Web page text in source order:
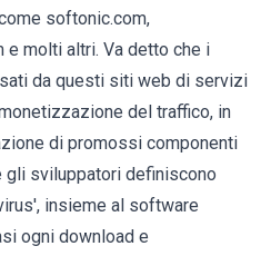
softonic.com,
e molti altri. Va detto che i
da questi siti web di servizi
del traffico, in
di promossi componenti
gli sviluppatori definiscono
insieme al software
ogni download e